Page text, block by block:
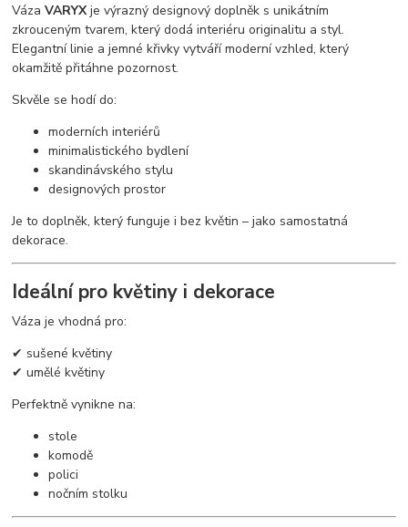
VázaVARYXje výrazný designový doplněk s unikátním
zkrouceným tvarem, který dodá interiéru originalitu a styl.
Elegantní linie a jemné křivky vytváří moderní vzhled, který
okamžitě přitáhne pozornost.
Skvěle se hodí do:
moderních interiérů
minimalistického bydlení
skandinávského stylu
designových prostor
Je to doplněk, který funguje i bez květin – jako samostatná
dekorace.
Ideální pro květiny i dekorace
Váza je vhodná pro:
✔ sušené květiny
✔ umělé květiny
Perfektně vynikne na:
stole
komodě
polici
nočním stolku